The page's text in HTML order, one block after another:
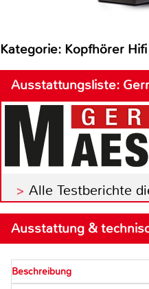
Kategorie: Kopfhörer Hifi
Ausstattungsliste:
Alle Testberichte
Ausstattung &
Beschreibung